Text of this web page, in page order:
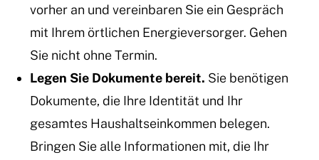
vorher an und vereinbaren Sie ein Gespräch
mit Ihrem örtlichen Energieversorger. Gehen
Sie nicht ohne Termin.
Legen Sie Dokumente bereit. Sie benötigen
Dokumente, die Ihre Identität und Ihr
gesamtes Haushaltseinkommen belegen.
Bringen Sie alle Informationen mit, die Ihr